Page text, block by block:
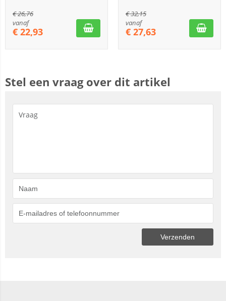
€26,76
vanaf
€ 22,93
€32,15
vanaf
€ 27,63
Stel een vraag over dit artikel